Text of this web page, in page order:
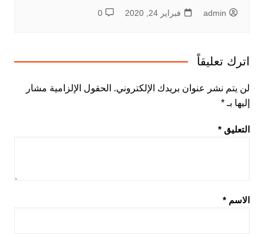
admin فبراير 24, 2020 0
اترك تعليقاً
لن يتم نشر عنوان بريدك الإلكتروني. الحقول الإلزامية مشار
إليها بـ *
التعليق *
الاسم *